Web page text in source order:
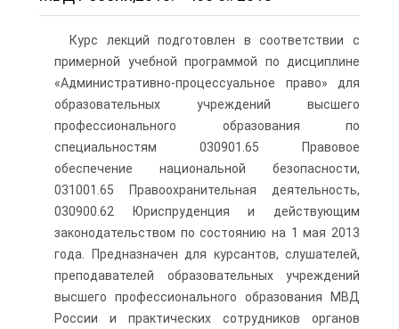
Курс лекций подготовлен в соответствии с
примерной учебной программой по дисциплине
«Административно-процессуальное право» для
образовательных учреждений высшего
профессионального образования по
специальностям 030901.65 Правовое
обеспечение национальной безопасности,
031001.65 Правоохранительная деятельность,
030900.62 Юриспруденция и действующим
законодательством по состоянию на 1 мая 2013
года. Предназначен для курсантов, слушателей,
преподавателей образовательных учреждений
высшего профессионального образования МВД
России и практических сотрудников органов